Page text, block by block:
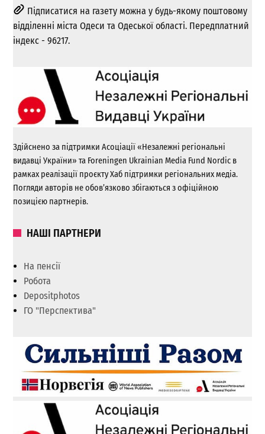
Підписатися на газету можна у будь-якому поштовому
відділенні міста Одеси та Одеської області. Передплатний
індекс - 96217.
Здійснено за підтримки Асоціації «Незалежні регіональні
видавці України» та Foreningen Ukrainian Media Fund Nordic в
рамках реалізації проєкту Хаб підтримки регіональних медіа.
Погляди авторів не обов’язково збігаються з офіційною
позицією партнерів.
НАШІ ПАРТНЕРИ
На пенсії
Робота
Depositphotos
ГО "Перспектива"